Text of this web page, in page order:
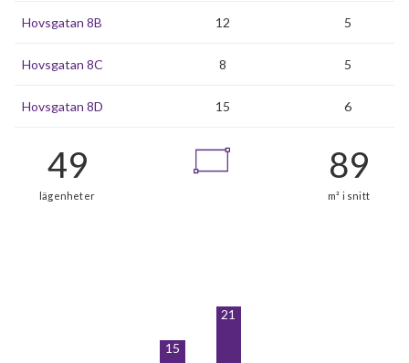
Hovsgatan 8B 12 5
Hovsgatan 8C 8 5
Hovsgatan 8D 15 6
15
21